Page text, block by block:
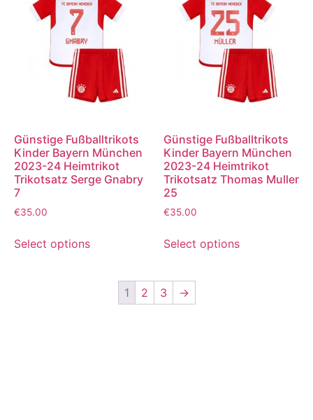
Günstige Fußballtrikots
Kinder Bayern München
2023-24 Heimtrikot
Trikotsatz Serge Gnabry
7
€35.00
Select options
Günstige Fußballtrikots
Kinder Bayern München
2023-24 Heimtrikot
Trikotsatz Thomas Muller
25
€35.00
Select options
1 2 3 →